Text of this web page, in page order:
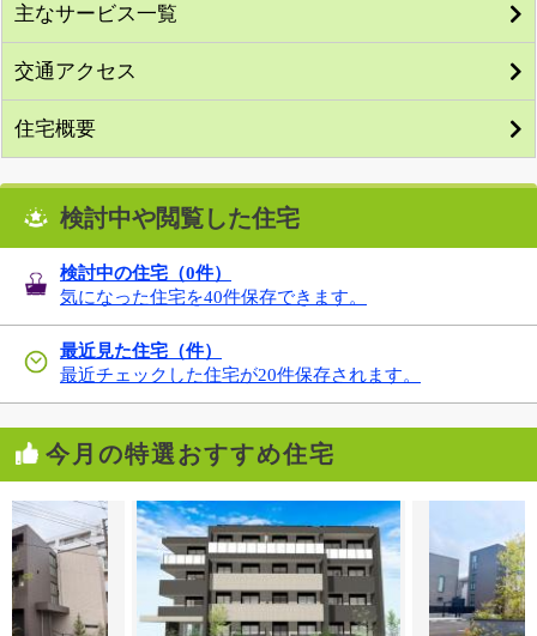
主なサービス一覧
交通アクセス
住宅概要
検討中や閲覧した住宅
検討中の住宅（0件）
気になった住宅を40件保存できます。
最近見た住宅（件）
最近チェックした住宅が20件保存されます。
今月の特選おすすめ住宅